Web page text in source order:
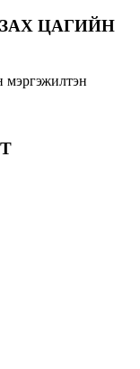
ЦАГИЙН
мэргэжилтэн